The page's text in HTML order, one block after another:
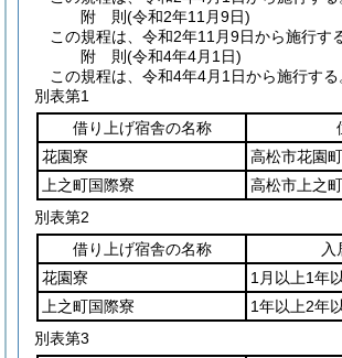
附 則(令和2年11月9日)
この規程は、令和2年11月9日から施行する
附 則(令和4年4月1日)
この規程は、令和4年4月1日から施行する
別表第1
借り上げ宿舎の名称
花園寮
高松市花園
上之町国際寮
高松市上之
別表第2
借り上げ宿舎の名称
入
花園寮
1月以上1年
上之町国際寮
1年以上2年
別表第3